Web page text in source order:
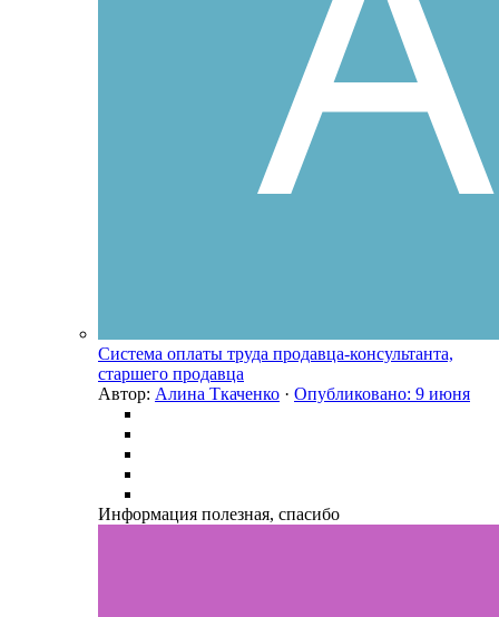
Система оплаты труда продавца-консультанта,
старшего продавца
Автор: Алина Ткаченко · Опубликовано: 9 июня
Информация полезная, спасибо